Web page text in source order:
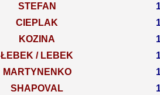
STEFAN
CIEPLAK
KOZINA
ŁEBEK / LEBEK
MARTYNENKO
SHAPOVAL